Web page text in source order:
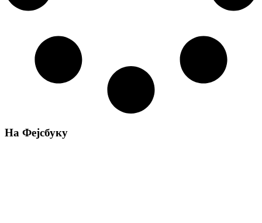
На Фејсбуку